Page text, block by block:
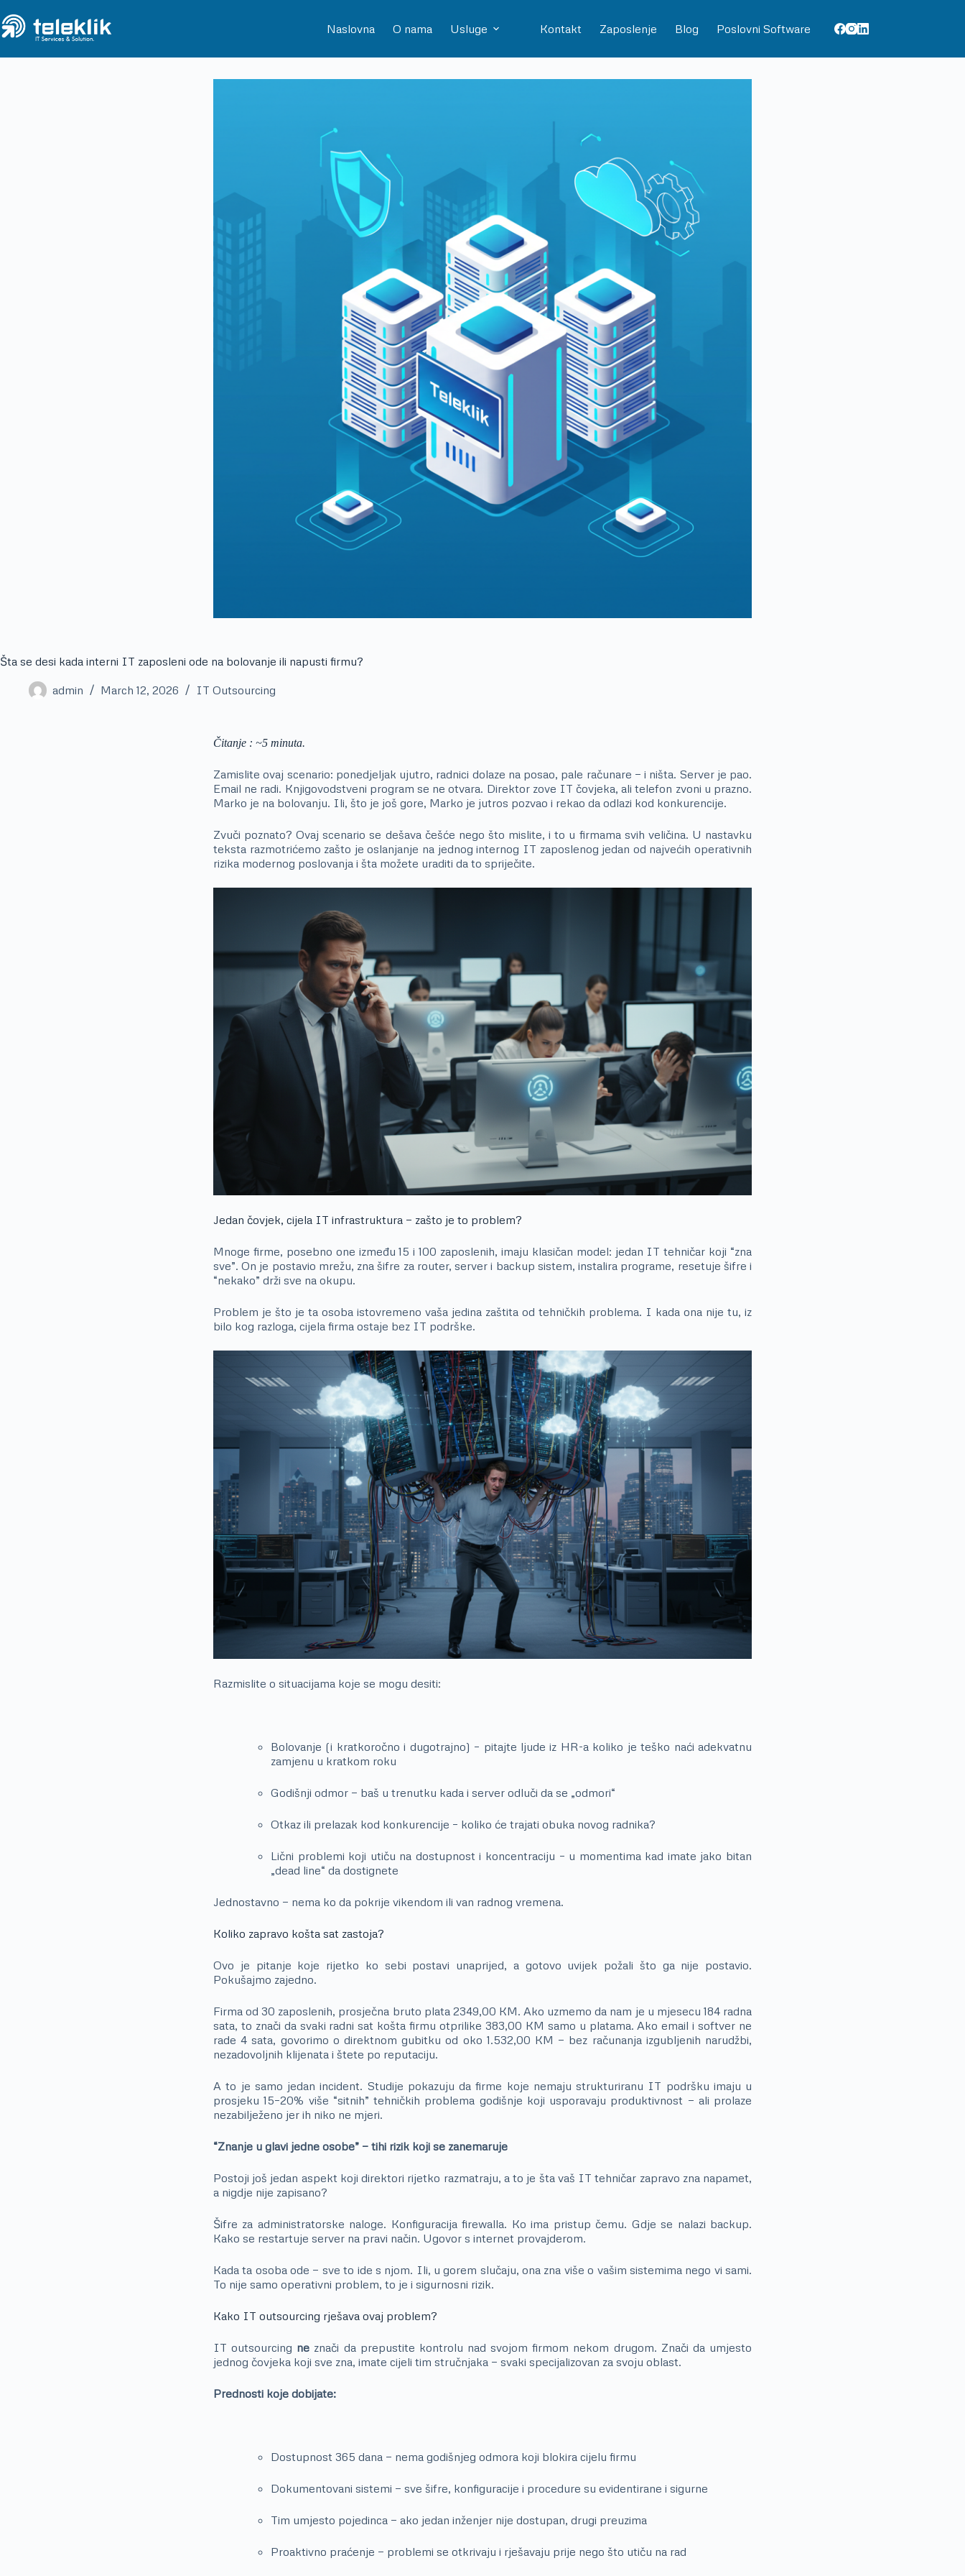
Naslovna O nama Usluge Kontakt Zaposlenje Blog Poslovni Software
Šta se desi kada interni IT zaposleni ode na bolovanje ili napusti firmu?
admin March 12, 2026 IT Outsourcing
Čitanje : ~5 minuta.
Zamislite ovaj scenario: ponedjeljak ujutro, radnici dolaze na posao, pale računare — i ništa. Server je pao.
Email ne radi. Knjigovodstveni program se ne otvara. Direktor zove IT čovjeka, ali telefon zvoni u prazno.
Marko je na bolovanju. Ili, što je još gore, Marko je jutros pozvao i rekao da odlazi kod konkurencije.
Zvuči poznato? Ovaj scenario se dešava češće nego što mislite, i to u firmama svih veličina. U nastavku
teksta razmotrićemo zašto je oslanjanje na jednog internog IT zaposlenog jedan od najvećih operativnih
rizika modernog poslovanja i šta možete uraditi da to spriječite.
Jedan čovjek, cijela IT infrastruktura — zašto je to problem?
Mnoge firme, posebno one između 15 i 100 zaposlenih, imaju klasičan model: jedan IT tehničar koji “zna
sve”. On je postavio mrežu, zna šifre za router, server i backup sistem, instalira programe, resetuje šifre i
“nekako” drži sve na okupu.
Problem je što je ta osoba istovremeno vaša jedina zaštita od tehničkih problema. I kada ona nije tu, iz
bilo kog razloga, cijela firma ostaje bez IT podrške.
Razmislite o situacijama koje se mogu desiti:
Bolovanje (i kratkoročno i dugotrajno) – pitajte ljude iz HR-a koliko je teško naći adekvatnu
zamjenu u kratkom roku
Godišnji odmor — baš u trenutku kada i server odluči da se „odmori“
Otkaz ili prelazak kod konkurencije – koliko će trajati obuka novog radnika?
Lični problemi koji utiču na dostupnost i koncentraciju – u momentima kad imate jako bitan
„dead line“ da dostignete
Jednostavno — nema ko da pokrije vikendom ili van radnog vremena.
Koliko zapravo košta sat zastoja?
Ovo je pitanje koje rijetko ko sebi postavi unaprijed, a gotovo uvijek požali što ga nije postavio.
Pokušajmo zajedno.
Firma od 30 zaposlenih, prosječna bruto plata 2349,00 KM. Ako uzmemo da nam je u mjesecu 184 radna
sata, to znači da svaki radni sat košta firmu otprilike 383,00 KM samo u platama. Ako email i softver ne
rade 4 sata, govorimo o direktnom gubitku od oko 1.532,00 KM — bez računanja izgubljenih narudžbi,
nezadovoljnih klijenata i štete po reputaciju.
A to je samo jedan incident. Studije pokazuju da firme koje nemaju strukturiranu IT podršku imaju u
prosjeku 15–20% više “sitnih” tehničkih problema godišnje koji usporavaju produktivnost — ali prolaze
nezabilježeno jer ih niko ne mjeri.
“Znanje u glavi jedne osobe” — tihi rizik koji se zanemaruje
Postoji još jedan aspekt koji direktori rijetko razmatraju, a to je šta vaš IT tehničar zapravo zna napamet,
a nigdje nije zapisano?
Šifre za administratorske naloge. Konfiguracija firewalla. Ko ima pristup čemu. Gdje se nalazi backup.
Kako se restartuje server na pravi način. Ugovor s internet provajderom.
Kada ta osoba ode — sve to ide s njom. Ili, u gorem slučaju, ona zna više o vašim sistemima nego vi sami.
To nije samo operativni problem, to je i sigurnosni rizik.
Kako IT outsourcing rješava ovaj problem?
IT outsourcing ne znači da prepustite kontrolu nad svojom firmom nekom drugom. Znači da umjesto
jednog čovjeka koji sve zna, imate cijeli tim stručnjaka — svaki specijalizovan za svoju oblast.
Prednosti koje dobijate:
Dostupnost 365 dana — nema godišnjeg odmora koji blokira cijelu firmu
Dokumentovani sistemi — sve šifre, konfiguracije i procedure su evidentirane i sigurne
Tim umjesto pojedinca — ako jedan inženjer nije dostupan, drugi preuzima
Proaktivno praćenje — problemi se otkrivaju i rješavaju prije nego što utiču na rad